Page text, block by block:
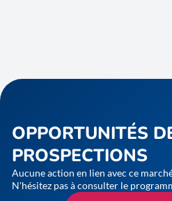
OPPORTUNITÉS
PROSPECTIONS
Aucune action en lien avec ce
N'hésitez pas à consulter le